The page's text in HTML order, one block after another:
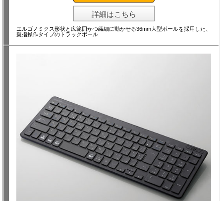
詳細はこちら
エルゴノミクス形状と広範囲かつ繊細に動かせる36mm大型ボールを採用した、
親指操作タイプのトラックボール